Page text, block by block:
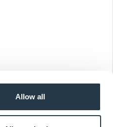
Allow all